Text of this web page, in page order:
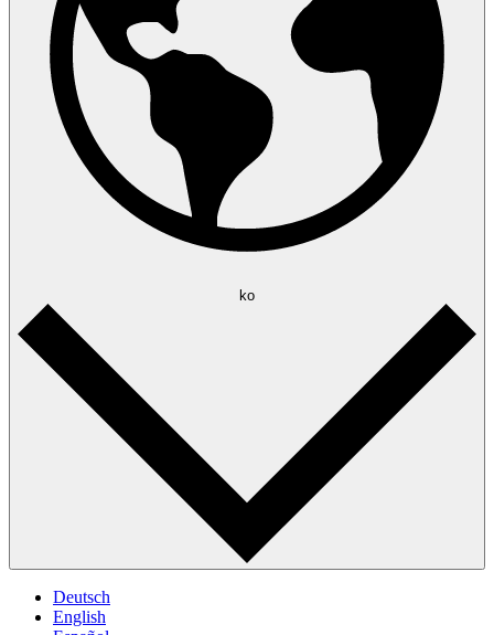
ko
Deutsch
English